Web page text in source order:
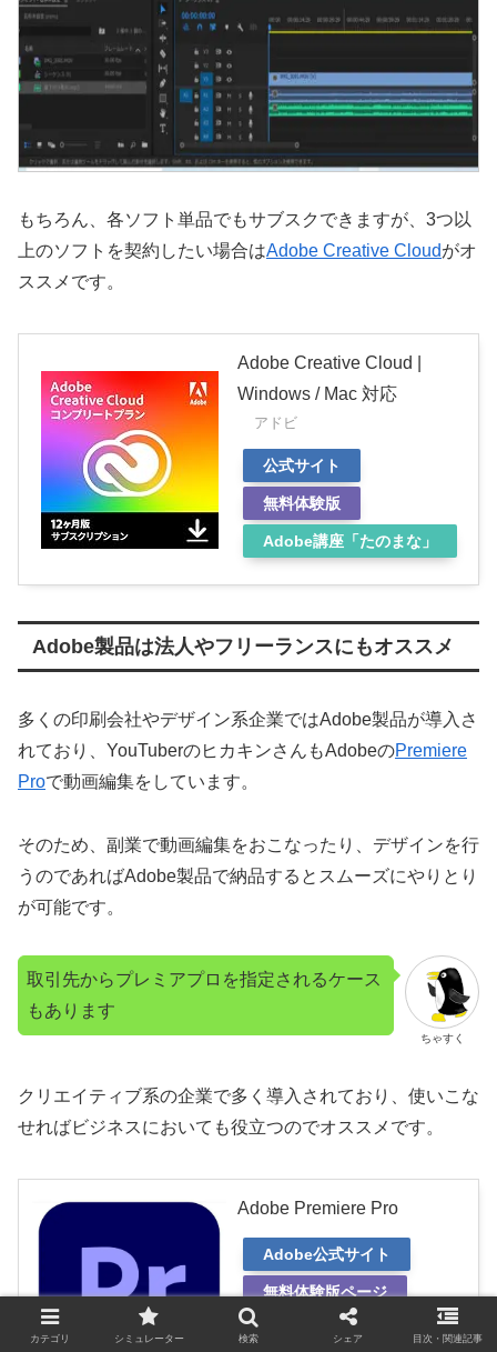
もちろん、各ソフト単品でもサブスクできますが、3つ以
上のソフトを契約したい場合はAdobe Creative Cloudがオ
ススメです。
Adobe Creative Cloud |
Windows / Mac 対応
アドビ
公式サイト
無料体験版
Adobe講座「たのまな」
Adobe製品は法人やフリーランスにもオススメ
多くの印刷会社やデザイン系企業ではAdobe製品が導入さ
れており、YouTuberのヒカキンさんもAdobeのPremiere
Proで動画編集をしています。
そのため、副業で動画編集をおこなったり、デザインを行
うのであればAdobe製品で納品するとスムーズにやりとり
が可能です。
ちゃすく
取引先からプレミアプロを指定されるケース
もあります
クリエイティブ系の企業で多く導入されており、使いこな
せればビジネスにおいても役立つのでオススメです。
Adobe Premiere Pro
Adobe公式サイト
無料体験版ページ
カテゴリ シミュレーター 検索 シェア 目次・関連記事